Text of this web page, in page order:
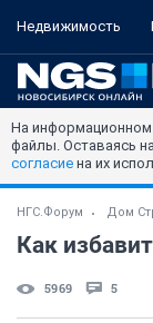
Недвижимость
На
файлы. Оставаясь
согласие на их
НГС.Форум Дом
5969 5